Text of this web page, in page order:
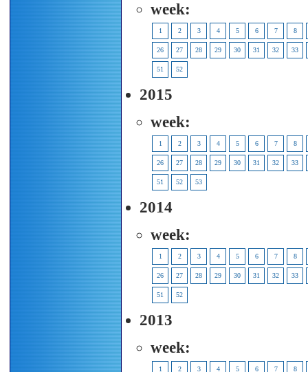
week:
1 2 3 4 5 6 7 8
26 27 28 29 30 31 32 33
51 52
2015
week:
1 2 3 4 5 6 7 8
26 27 28 29 30 31 32 33
51 52 53
2014
week:
1 2 3 4 5 6 7 8
26 27 28 29 30 31 32 33
51 52
2013
week:
1 2 3 4 5 6 7 8